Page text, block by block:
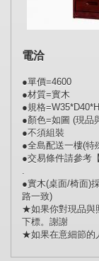
電洽
●單價=4600
●材質=實木
●規格
●顏色=如圖 (現品
●不須組裝
●全島配送一樓(特
●交易條件請參考
.
●實木(桌面/椅面)
路一致)
★如果你對現品與
下標。謝謝
★如果在意細節的